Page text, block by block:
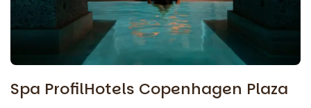
Spa ProfilHotels Copenhagen Plaza